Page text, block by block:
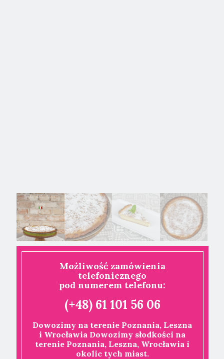
Możliwość zamówienia
telefonicznego
pod numerem telefonu:
(+48) 61 101 56 06
Dowozimy na terenie Poznania, Leszna
i Wrocławia Dowozimy słodkości na
terenie Poznania, Leszna, Wrocławia i
okolic tych miast.